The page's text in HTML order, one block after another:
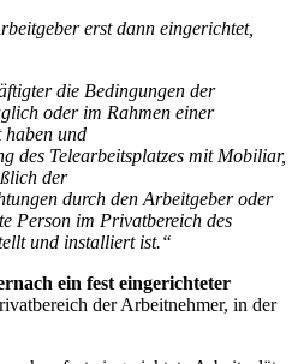
erst dann eingerichtet,
die Bedingungen der
oder im Rahmen einer
haben und
des Telearbeitsplatzes mit Mobiliar,
der
durch den Arbeitgeber oder
Person im Privatbereich des
und installiert ist.“
ein fest eingerichteter
der Arbeitnehmer, in der